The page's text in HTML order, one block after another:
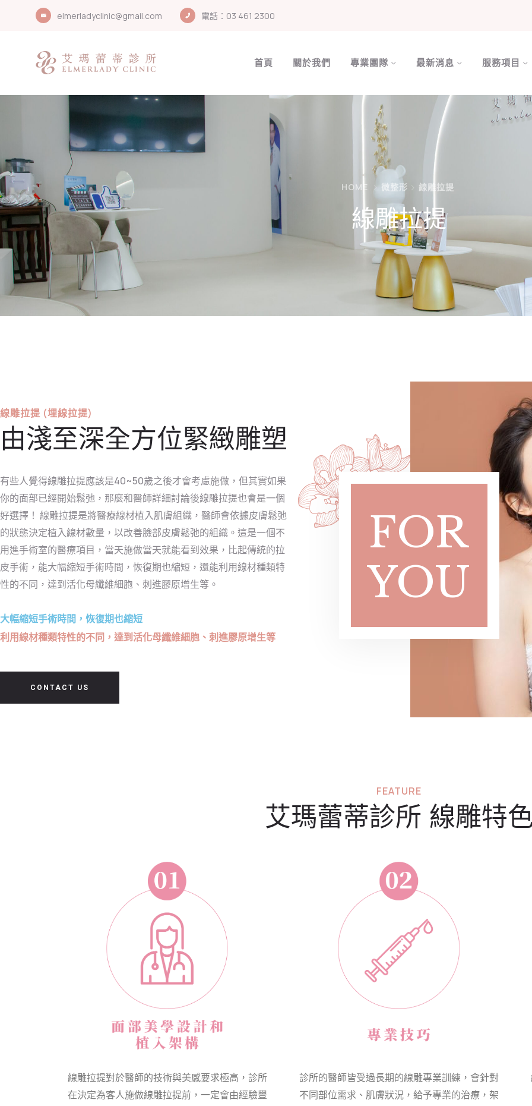
elmerladyclinic@gmail.com 電話：03 461 2300
首頁 關於我們 專業團隊 最新消息 服務項目
HOME 微整形 線雕拉提
線雕拉提
線雕拉提 (埋線拉提)
由淺至深全方位緊緻雕塑
有些人覺得線雕拉提應該是40~50歲之後才會考慮施做，但其實如果
你的面部已經開始鬆弛，那麼和醫師詳細討論後線雕拉提也會是一個
好選擇！ 線雕拉提是將醫療線材植入肌膚組織，醫師會依據皮膚鬆弛
的狀態決定植入線材數量，以改善臉部皮膚鬆弛的組織。這是一個不
用進手術室的醫療項目，當天施做當天就能看到效果，比起傳統的拉
皮手術，能大幅縮短手術時間，恢復期也縮短，還能利用線材種類特
性的不同，達到活化母纖維細胞、刺進膠原增生等。
大幅縮短手術時間，恢復期也縮短
利用線材種類特性的不同，達到活化母纖維細胞、刺進膠原增生等
CONTACT US
FOR
YOU
FEATURE
艾瑪蕾蒂診所 線雕特
線雕拉提對於醫師的技術與美感要求極高，診所
在決定為客人施做線雕拉提前，一定會由經驗豐
診所的醫師皆受過長期的線雕專業訓練，會針對
不同部位需求、肌膚狀況，給予專業的治療，架